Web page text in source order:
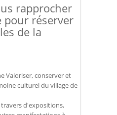
rapprocher
pour réserver
de la
Valoriser, conserver et
culturel du village de
d'expositions,